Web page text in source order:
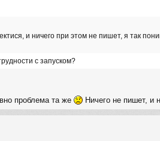
и ничего при этом не пишет, я так
с запуском?
проблема та же
Ничего не пишет, и